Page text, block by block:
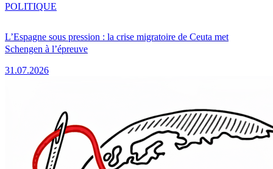
L’Espagne sous pression : la crise migratoire de Ceuta met
Schengen à l’épreuve
31.07.2026
POLITIQUE